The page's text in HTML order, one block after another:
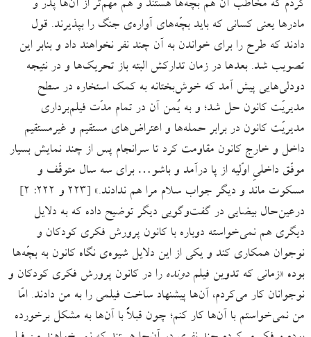
کردم که مخاطب آن هم بچّه‌ها هستند و هم مهم‌تر از آن‌ها پدر و
مادرها یعنی کسانی که باید بچّه‌های آواره‌ی جنگ را بپذیرند. قول
دادند که طرح را برای خواندن به آن چند نفر نخواهند داد و بنابر این
تصویب شد. بعدها در زمان تدارکش البته باز تحریک‌ها و در نتیجه
دودلی‌هایی پیش آمد که خوش‌بختانه به کمک استخاره در سطح
مدیریّت کانون حل شد؛ و به یُمن آن در تمام مدّت فیلم‌برداری
مدیریّت کانون در برابر حمله‌ها و اعتراض‌های مستقیم و غیرمستقیم
داخل و خارج کانون مقاومت کرد تا سرانجام پس از چند نمایش بسیار
موفّق داخلیِ اوّلیه از پا درآمد و باشو… برای سه سال متوقّف و
مسکوت ماند و دیگر جواب سلام مرا هم ندادند.» [۲۲۳ و ۲۲۲: ۲]
درعین‌حال بیضایی در گفت‌وگویی دیگر توضیح داده که به دلایل
دیگری هم نمی‌خواسته دوباره با کانون پرورش فکری کودکان و
نوجوان همکاری کند و یکی از این دلایل شیوه‌ی نگاه کانون به بچّه‌ها
بوده «زمانی که تدوین فیلمدونده را در کانون پرورش فکری کودکان و
نوجوانان کار می‌کردم، آن‌ها پیشنهاد ساخت فیلمی را به من دادند. امّا
من نمی‌خواستم با آن‌ها کار کنم؛ چون قبلاً با آن‌ها به مشکل برخورده